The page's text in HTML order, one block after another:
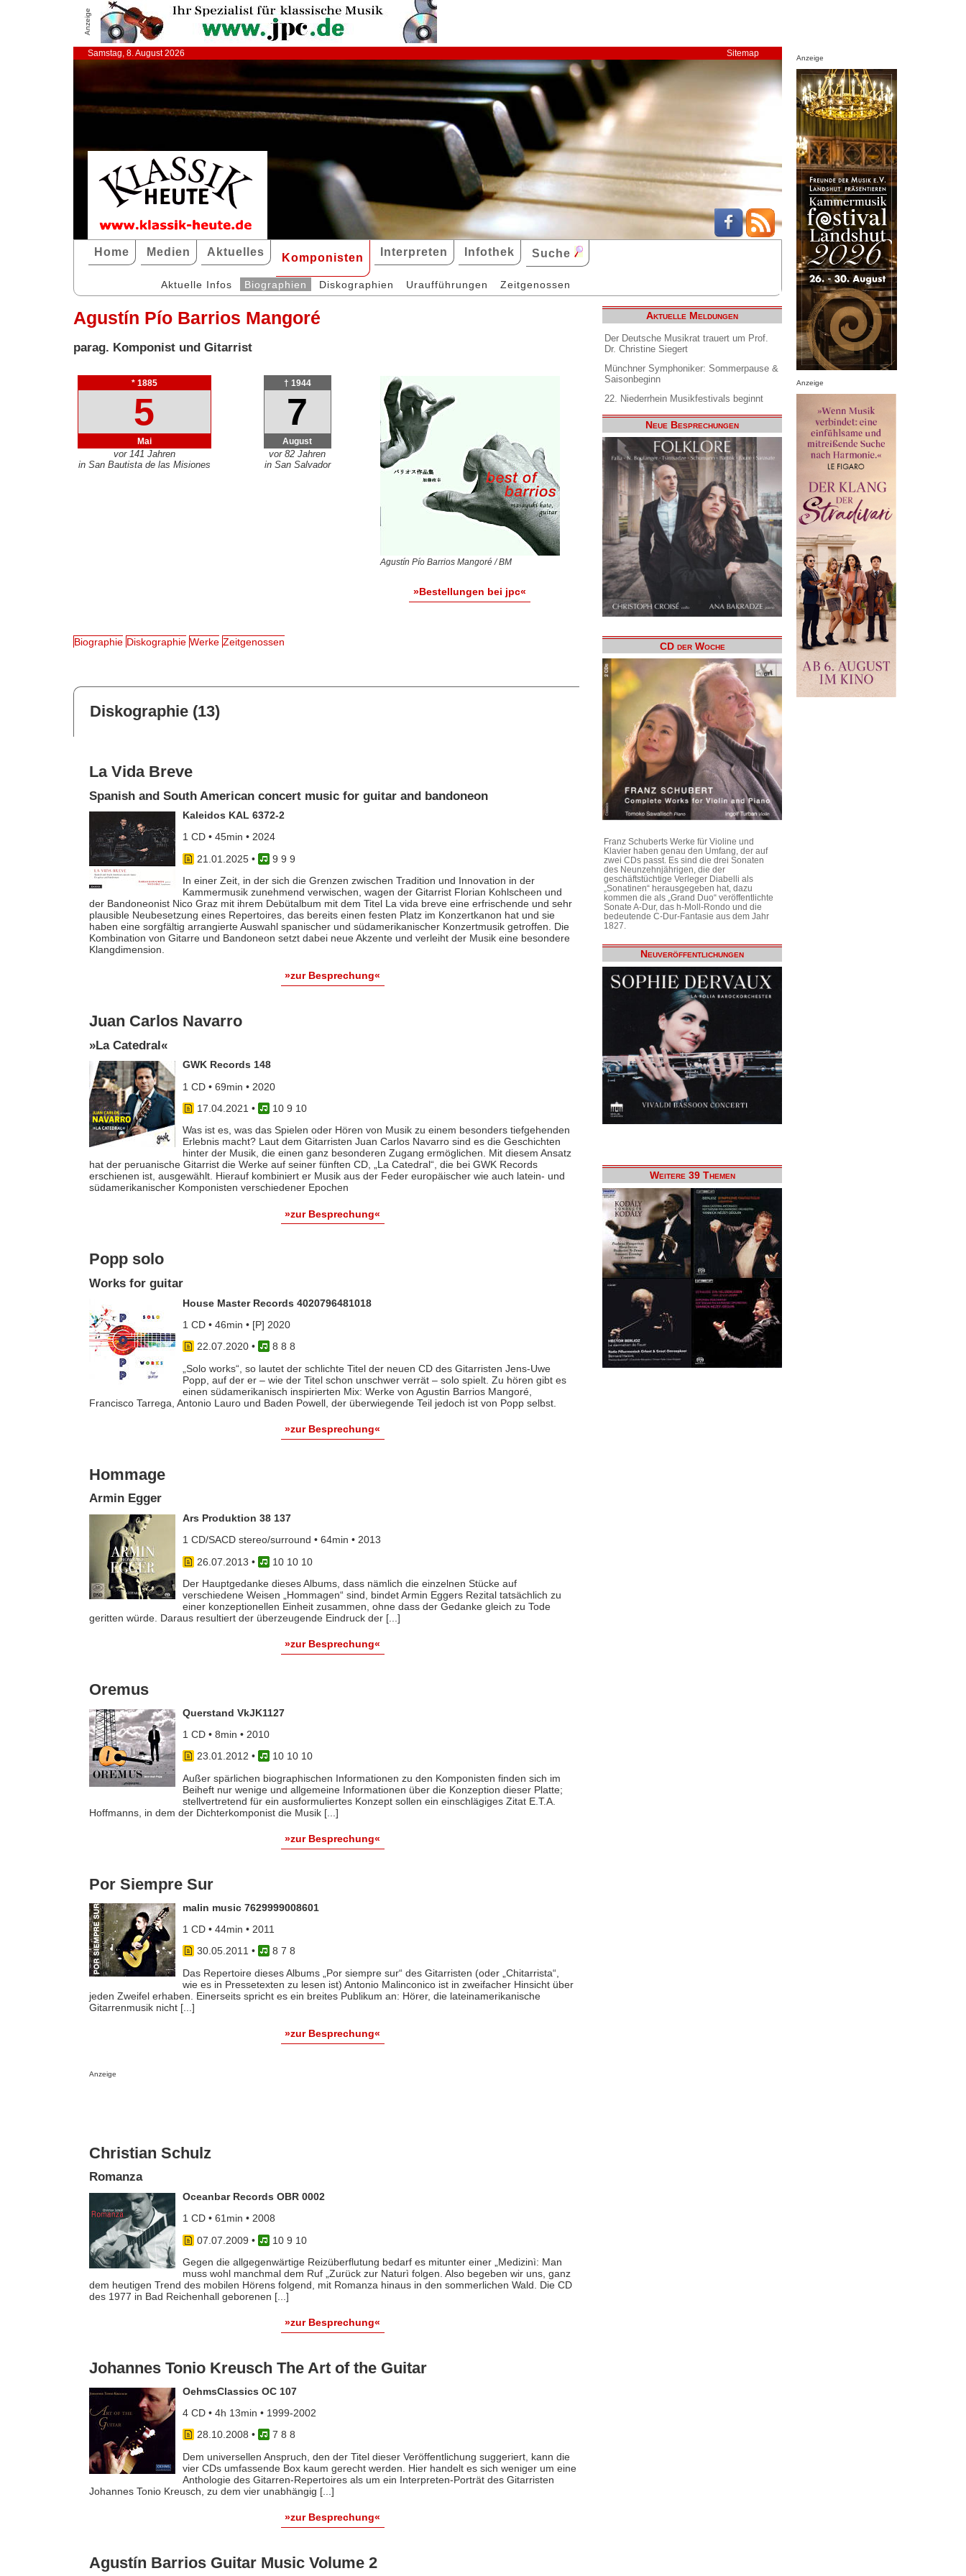
Anzeige
Samstag, 8. August 2026 Sitemap
Home Medien Aktuelles Komponisten Interpreten Infothek Suche
Aktuelle Infos Biographien Diskographien Uraufführungen Zeitgenossen
Agustín Pío Barrios Mangoré
parag. Komponist und Gitarrist
* 1885
5
Mai
vor 141 Jahren
in San Bautista de las Misiones
† 1944
7
August
vor 82 Jahren
in San Salvador
Agustín Pío Barrios Mangoré / BM
»Bestellungen bei jpc«
Biographie Diskographie Werke Zeitgenossen
Diskographie (13)
La Vida Breve
Spanish and South American concert music for guitar and bandoneon
Kaleidos KAL 6372-2
1 CD • 45min • 2024
21.01.2025•
9 9 9
In einer Zeit, in der sich die Grenzen zwischen Tradition und Innovation in der
Kammermusik zunehmend verwischen, wagen der Gitarrist Florian Kohlscheen und
der Bandoneonist Nico Graz mit ihrem Debütalbum mit dem Titel La vida breve eine erfrischende und sehr
plausible Neubesetzung eines Repertoires, das bereits einen festen Platz im Konzertkanon hat und sie
haben eine sorgfältig arrangierte Auswahl spanischer und südamerikanischer Konzertmusik getroffen. Die
Kombination von Gitarre und Bandoneon setzt dabei neue Akzente und verleiht der Musik eine besondere
Klangdimension.
»zur Besprechung«
Juan Carlos Navarro
»La Catedral«
GWK Records 148
1 CD • 69min • 2020
17.04.2021 •
10 9 10
Was ist es, was das Spielen oder Hören von Musik zu einem besonders tiefgehenden
Erlebnis macht? Laut dem Gitarristen Juan Carlos Navarro sind es die Geschichten
hinter der Musik, die einen ganz besonderen Zugang ermöglichen. Mit diesem Ansatz
hat der peruanische Gitarrist die Werke auf seiner fünften CD, „La Catedral“, die bei GWK Records
erschienen ist, ausgewählt. Hierauf kombiniert er Musik aus der Feder europäischer wie auch latein- und
südamerikanischer Komponisten verschiedener Epochen
»zur Besprechung«
Popp solo
Works for guitar
House Master Records 4020796481018
1 CD • 46min • [P] 2020
22.07.2020•
8 8 8
„Solo works“, so lautet der schlichte Titel der neuen CD des Gitarristen Jens-Uwe
Popp, auf der er – wie der Titel schon unschwer verrät – solo spielt. Zu hören gibt es
einen südamerikanisch inspirierten Mix: Werke von Agustin Barrios Mangoré,
Francisco Tarrega, Antonio Lauro und Baden Powell, der überwiegende Teil jedoch ist von Popp selbst.
»zur Besprechung«
Hommage
Armin Egger
Ars Produktion 38 137
1 CD/SACD stereo/surround • 64min • 2013
26.07.2013 •
10 10 10
Der Hauptgedanke dieses Albums, dass nämlich die einzelnen Stücke auf
verschiedene Weisen „Hommagen“ sind, bindet Armin Eggers Rezital tatsächlich zu
einer konzeptionellen Einheit zusammen, ohne dass der Gedanke gleich zu Tode
geritten würde. Daraus resultiert der überzeugende Eindruck der [...]
»zur Besprechung«
Oremus
Querstand VkJK1127
1 CD • 8min • 2010
23.01.2012 •
10 10 10
Außer spärlichen biographischen Informationen zu den Komponisten finden sich im
Beiheft nur wenige und allgemeine Informationen über die Konzeption dieser Platte;
stellvertretend für ein ausformuliertes Konzept sollen ein einschlägiges Zitat E.T.A.
Hoffmanns, in dem der Dichterkomponist die Musik [...]
»zur Besprechung«
Por Siempre Sur
malin music 7629999008601
1 CD • 44min • 2011
30.05.2011 •
8 7 8
Das Repertoire dieses Albums „Por siempre sur“ des Gitarristen (oder „Chitarrista“,
wie es in Pressetexten zu lesen ist) Antonio Malinconico ist in zweifacher Hinsicht über
jeden Zweifel erhaben. Einerseits spricht es ein breites Publikum an: Hörer, die lateinamerikanische
Gitarrenmusik nicht [...]
»zur Besprechung«
Anzeige
Christian Schulz
Romanza
Oceanbar Records OBR 0002
1 CD • 61min • 2008
07.07.2009 •
10 9 10
Gegen die allgegenwärtige Reizüberflutung bedarf es mitunter einer „Medizinì: Man
muss wohl manchmal dem Ruf „Zurück zur Naturì folgen. Also begeben wir uns, ganz
dem heutigen Trend des mobilen Hörens folgend, mit Romanza hinaus in den sommerlichen Wald. Die CD
des 1977 in Bad Reichenhall geborenen [...]
»zur Besprechung«
Johannes Tonio Kreusch The Art of the Guitar
OehmsClassics OC 107
4 CD • 4h 13min • 1999-2002
28.10.2008 •
7 8 8
Dem universellen Anspruch, den der Titel dieser Veröffentlichung suggeriert, kann die
vier CDs umfassende Box kaum gerecht werden. Hier handelt es sich weniger um eine
Anthologie des Gitarren-Repertoires als um ein Interpreten-Porträt des Gitarristen
Johannes Tonio Kreusch, zu dem vier unabhängig [...]
»zur Besprechung«
Agustín Barrios Guitar Music Volume 2
Aktuelle Meldungen
Der Deutsche Musikrat trauert um Prof.
Dr. Christine Siegert
Münchner Symphoniker: Sommerpause &
Saisonbeginn
22. Niederrhein Musikfestivals beginnt
Neue Besprechungen
CD der Woche
Franz Schuberts Werke für Violine und
Klavier haben genau den Umfang, der auf
zwei CDs passt. Es sind die drei Sonaten
des Neunzehnjährigen, die der
geschäftstüchtige Verleger Diabelli als
„Sonatinen“ herausgegeben hat, dazu
kommen die als „Grand Duo“ veröffentlichte
Sonate A-Dur, das h-Moll-Rondo und die
bedeutende C-Dur-Fantasie aus dem Jahr
1827.
Neuveröffentlichungen
Weitere 39 Themen
Anzeige
Anzeige